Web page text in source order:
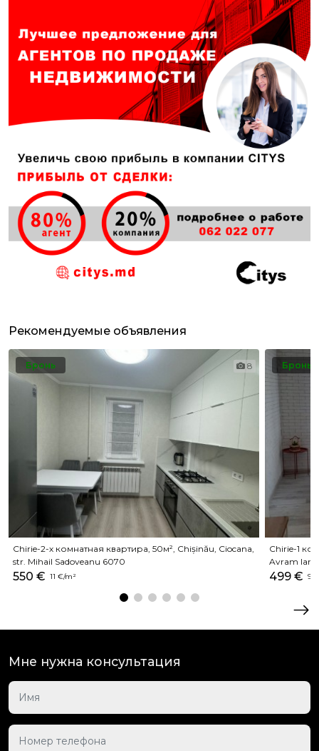
Рекомендуемые объявления
8
Бронь
Chirie-2-х комнатная квартира, 50м², Chișinău, Ciocana,
str. Mihail Sadoveanu 6070
550 € 11 €/m²
Бронь
Chirie-1
Avram
499 € 9
Мне нужна консультация